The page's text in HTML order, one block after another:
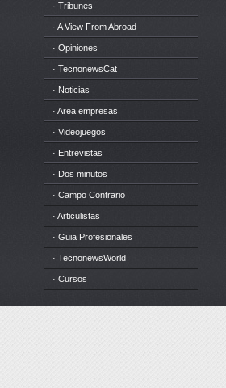
· Tribunes
· A View From Abroad
· Opiniones
· TecnonewsCat
· Noticias
· Area empresas
· Videojuegos
· Entrevistas
· Dos minutos
· Campo Contrario
· Articulistas
· Guia Profesionales
· TecnonewsWorld
· Cursos